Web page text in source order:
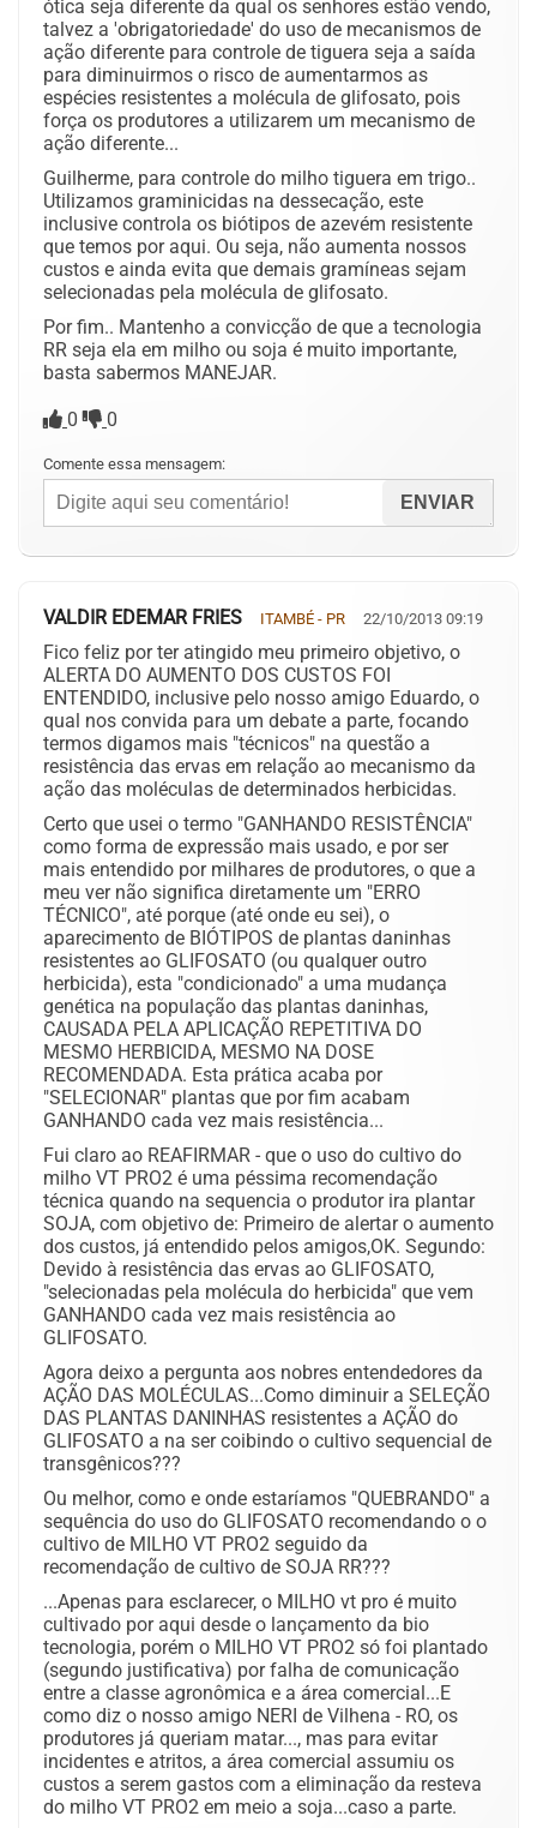
ótica seja diferente da qual os senhores estão vendo,
talvez a 'obrigatoriedade' do uso de mecanismos de
ação diferente para controle de tiguera seja a saída
para diminuirmos o risco de aumentarmos as
espécies resistentes a molécula de glifosato, pois
força os produtores a utilizarem um mecanismo de
ação diferente...
Guilherme, para controle do milho tiguera em trigo..
Utilizamos graminicidas na dessecação, este
inclusive controla os biótipos de azevém resistente
que temos por aqui. Ou seja, não aumenta nossos
custos e ainda evita que demais gramíneas sejam
selecionadas pela molécula de glifosato.
Por fim.. Mantenho a convicção de que a tecnologia
RR seja ela em milho ou soja é muito importante,
basta sabermos MANEJAR.
0 0
Comente essa mensagem:
VALDIR EDEMAR FRIES ITAMBÉ - PR 22/10/2013 09:19
Fico feliz por ter atingido meu primeiro objetivo, o
ALERTA DO AUMENTO DOS CUSTOS FOI
ENTENDIDO, inclusive pelo nosso amigo Eduardo, o
qual nos convida para um debate a parte, focando
termos digamos mais "técnicos" na questão a
resistência das ervas em relação ao mecanismo da
ação das moléculas de determinados herbicidas.
Certo que usei o termo "GANHANDO RESISTÊNCIA"
como forma de expressão mais usado, e por ser
mais entendido por milhares de produtores, o que a
meu ver não significa diretamente um "ERRO
TÉCNICO", até porque (até onde eu sei), o
aparecimento de BIÓTIPOS de plantas daninhas
resistentes ao GLIFOSATO (ou qualquer outro
herbicida), esta "condicionado" a uma mudança
genética na população das plantas daninhas,
CAUSADA PELA APLICAÇÃO REPETITIVA DO
MESMO HERBICIDA, MESMO NA DOSE
RECOMENDADA. Esta prática acaba por
"SELECIONAR" plantas que por fim acabam
GANHANDO cada vez mais resistência...
Fui claro ao REAFIRMAR - que o uso do cultivo do
milho VT PRO2 é uma péssima recomendação
técnica quando na sequencia o produtor ira plantar
SOJA, com objetivo de: Primeiro de alertar o aumento
dos custos, já entendido pelos amigos,OK. Segundo:
Devido à resistência das ervas ao GLIFOSATO,
"selecionadas pela molécula do herbicida" que vem
GANHANDO cada vez mais resistência ao
GLIFOSATO.
Agora deixo a pergunta aos nobres entendedores da
AÇÃO DAS MOLÉCULAS...Como diminuir a SELEÇÃO
DAS PLANTAS DANINHAS resistentes a AÇÃO do
GLIFOSATO a na ser coibindo o cultivo sequencial de
transgênicos???
Ou melhor, como e onde estaríamos "QUEBRANDO" a
sequência do uso do GLIFOSATO recomendando o o
cultivo de MILHO VT PRO2 seguido da
recomendação de cultivo de SOJA RR???
...Apenas para esclarecer, o MILHO vt pro é muito
cultivado por aqui desde o lançamento da bio
tecnologia, porém o MILHO VT PRO2 só foi plantado
(segundo justificativa) por falha de comunicação
entre a classe agronômica e a área comercial...E
como diz o nosso amigo NERI de Vilhena - RO, os
produtores já queriam matar..., mas para evitar
incidentes e atritos, a área comercial assumiu os
custos a serem gastos com a eliminação da resteva
do milho VT PRO2 em meio a soja...caso a parte.